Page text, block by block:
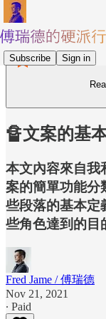
Subscribe Sign in
🔏文案的基
本文內容來自我
案的簡單功能分
些段落的基本定
些角色達到的目
Fred Jame / 傅瑞德
Nov 21, 2021
∙ Paid